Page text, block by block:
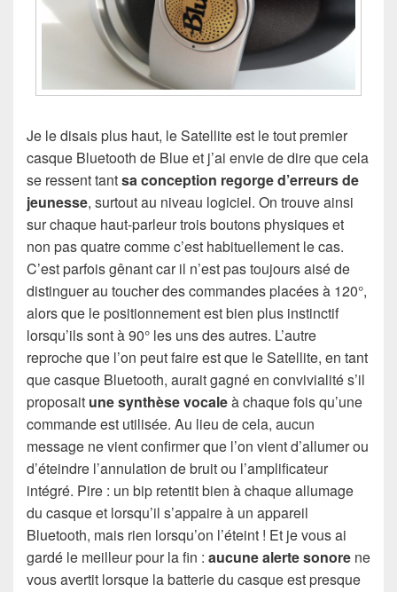
Je le disais plus haut, le Satellite est le tout premier
casque Bluetooth de Blue et j’ai envie de dire que cela
se ressent tantsa conception regorge d’erreurs de
jeunesse, surtout au niveau logiciel. On trouve ainsi
sur chaque haut-parleur trois boutons physiques et
non pas quatre comme c’est habituellement le cas.
C’est parfois gênant car il n’est pas toujours aisé de
distinguer au toucher des commandes placées à 120°,
alors que le positionnement est bien plus instinctif
lorsqu’ils sont à 90° les uns des autres. L’autre
reproche que l’on peut faire est que le Satellite, en tant
que casque Bluetooth, aurait gagné en convivialité s’il
proposait une synthèse vocaleà chaque fois qu’une
commande est utilisée. Au lieu de cela, aucun
message ne vient confirmer que l’on vient d’allumer ou
d’éteindre l’annulation de bruit ou l’amplificateur
intégré. Pire : un bip retentit bien à chaque allumage
du casque et lorsqu’il s’appaire à un appareil
Bluetooth, mais rien lorsqu’on l’éteint ! Et je vous ai
gardé le meilleur pour la fin : aucune alerte sonore ne
vous avertit lorsque la batterie du casque est presque